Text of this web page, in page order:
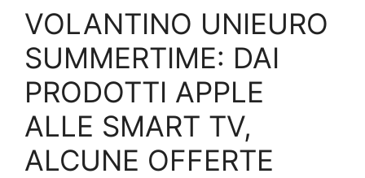
VOLANTINO UNIEURO
SUMMERTIME: DAI
PRODOTTI APPLE
ALLE SMART TV,
ALCUNE OFFERTE